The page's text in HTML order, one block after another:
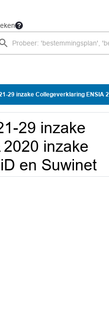
ENSIA 2020 inzake Informatiebeveiliging DigiD en Suwinet
29 inzake
inzake
en Suwinet